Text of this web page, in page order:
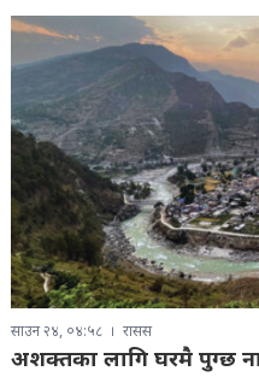
साउन २४, ०४:५८ रासस
अशक्तका लागि घरमै पुग्छ